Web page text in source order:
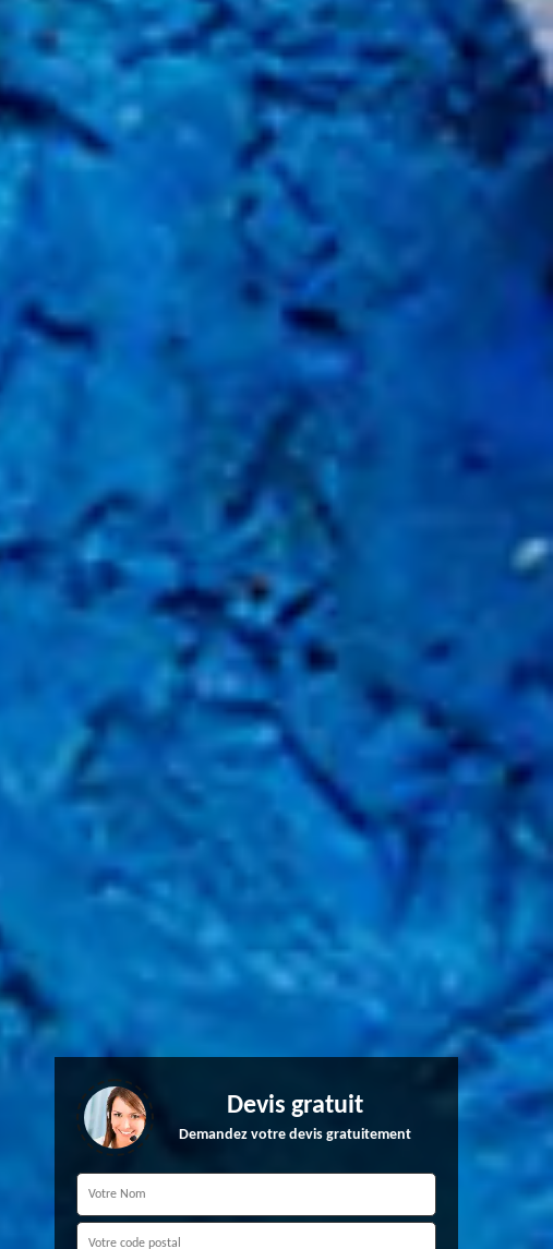
Devis gratuit
Demandez votre devis gratuitement